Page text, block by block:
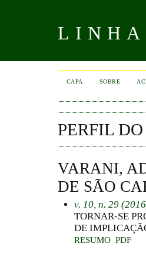
CAPA SOBRE
PERFIL
VARANI,
DE SÃO
v. 10, n. 29
TORNAR-SE
DE
RESUMO PDF